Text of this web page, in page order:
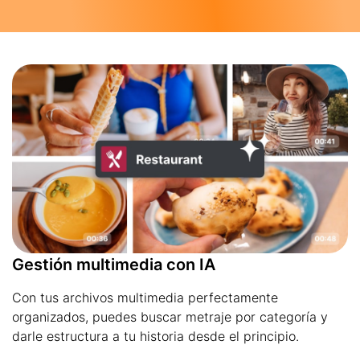
Gestión multimedia con IA
Con tus archivos multimedia perfectamente
organizados, puedes buscar metraje por categoría y
darle estructura a tu historia desde el principio.